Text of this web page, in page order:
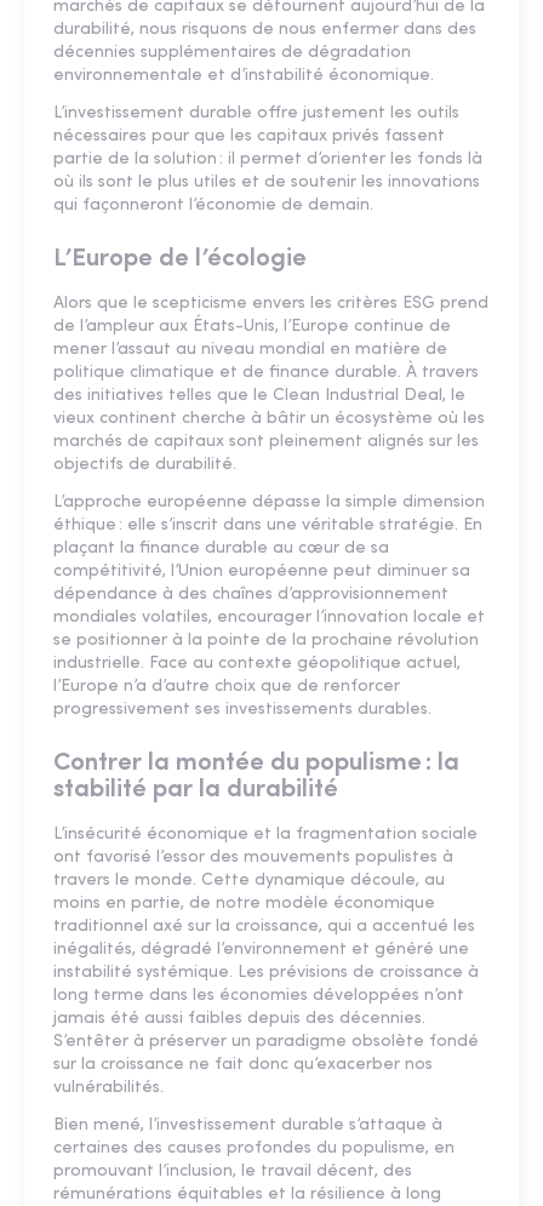
marchés de capitaux se détournent aujourd’hui de la
durabilité, nous risquons de nous enfermer dans des
décennies supplémentaires de dégradation
environnementale et d’instabilité économique.
L’investissement durable offre justement les outils
nécessaires pour que les capitaux privés fassent
partie de la solution : il permet d’orienter les fonds là
où ils sont le plus utiles et de soutenir les innovations
qui façonneront l’économie de demain.
L’Europe de l’écologie
Alors que le scepticisme envers les critères ESG prend
de l’ampleur aux États-Unis, l’Europe continue de
mener l’assaut au niveau mondial en matière de
politique climatique et de finance durable. À travers
des initiatives telles que le Clean Industrial Deal, le
vieux continent cherche à bâtir un écosystème où les
marchés de capitaux sont pleinement alignés sur les
objectifs de durabilité.
L’approche européenne dépasse la simple dimension
éthique : elle s’inscrit dans une véritable stratégie. En
plaçant la finance durable au cœur de sa
compétitivité, l’Union européenne peut diminuer sa
dépendance à des chaînes d’approvisionnement
mondiales volatiles, encourager l’innovation locale et
se positionner à la pointe de la prochaine révolution
industrielle. Face au contexte géopolitique actuel,
l’Europe n’a d’autre choix que de renforcer
progressivement ses investissements durables.
Contrer la montée du populisme : la
stabilité par la durabilité
L’insécurité économique et la fragmentation sociale
ont favorisé l’essor des mouvements populistes à
travers le monde. Cette dynamique découle, au
moins en partie, de notre modèle économique
traditionnel axé sur la croissance, qui a accentué les
inégalités, dégradé l’environnement et généré une
instabilité systémique. Les prévisions de croissance à
long terme dans les économies développées n’ont
jamais été aussi faibles depuis des décennies.
S’entêter à préserver un paradigme obsolète fondé
sur la croissance ne fait donc qu’exacerber nos
vulnérabilités.
Bien mené, l’investissement durable s’attaque à
certaines des causes profondes du populisme, en
promouvant l’inclusion, le travail décent, des
rémunérations équitables et la résilience à long